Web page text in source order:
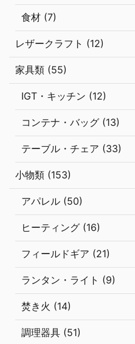
食材 (7)
レザークラフト (12)
家具類 (55)
IGT・キッチン (12)
コンテナ・バッグ (13)
テーブル・チェア (33)
小物類 (153)
アパレル (50)
ヒーティング (16)
フィールドギア (21)
ランタン・ライト (9)
焚き火 (14)
調理器具 (51)